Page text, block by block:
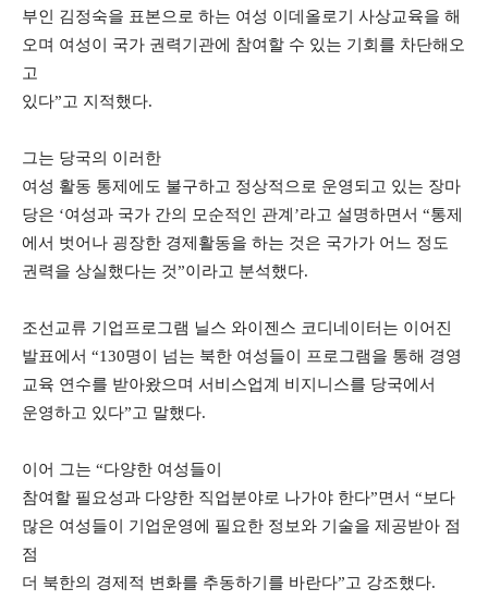
부인 김정숙을 표본으로 하는 여성 이데올로기 사상교육을 해
오며 여성이 국가 권력기관에 참여할 수 있는 기회를 차단해오
고
있다”고 지적했다.
그는 당국의 이러한
여성 활동 통제에도 불구하고 정상적으로 운영되고 있는 장마
당은 ‘여성과 국가 간의 모순적인 관계’라고 설명하면서 “통제
에서 벗어나 굉장한 경제활동을 하는 것은 국가가 어느 정도
권력을 상실했다는 것”이라고 분석했다.
조선교류 기업프로그램 닐스 와이젠스 코디네이터는 이어진
발표에서 “130명이 넘는 북한 여성들이 프로그램을 통해 경영
교육 연수를 받아왔으며 서비스업계 비지니스를 당국에서
운영하고 있다”고 말했다.
이어 그는 “다양한 여성들이
참여할 필요성과 다양한 직업분야로 나가야 한다”면서 “보다
많은 여성들이 기업운영에 필요한 정보와 기술을 제공받아 점
점
더 북한의 경제적 변화를 추동하기를 바란다”고 강조했다.